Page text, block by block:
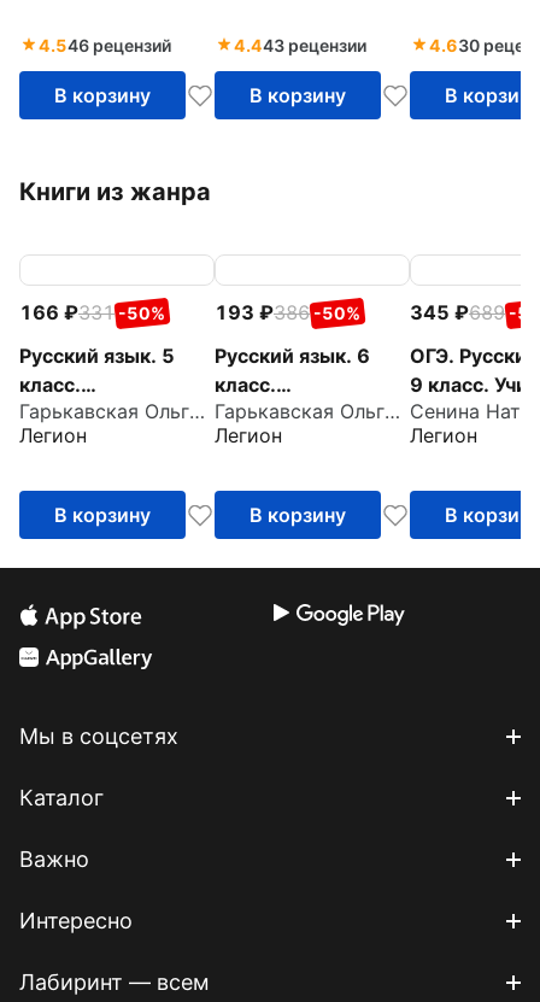
4.546 рецензий
В корзину
4.443 рецензии
В корзину
4.630
В корзину
Книги из жанра
166 331 -50%
Русский язык. 5
класс.
Орфографический
тренинг
Гарькавская Ольга Геннадьевна
Легион
В корзину
193 386 -50%
Русский язык. 6
класс.
Орфография.
Практикум
Гарькавская Ольга Геннадьевна
Легион
В корзину
345 689 -
ОГЭ.
9 класс.
писать
Задание
Легион
В корзину
Мы в соцсетях
Каталог
Важно
Интересно
Лабиринт — всем